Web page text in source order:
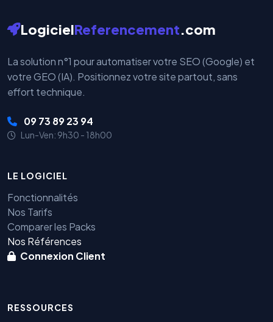
LogicielReferencement.com
La solution n°1 pour automatiser votre SEO (Google) et
votre GEO (IA). Positionnez votre site partout, sans
effort technique.
09 73 89 23 94
Lun-Ven: 9h30 - 18h00
LE LOGICIEL
Fonctionnalités
Nos Tarifs
Comparer les Packs
Nos Références
Connexion Client
RESSOURCES